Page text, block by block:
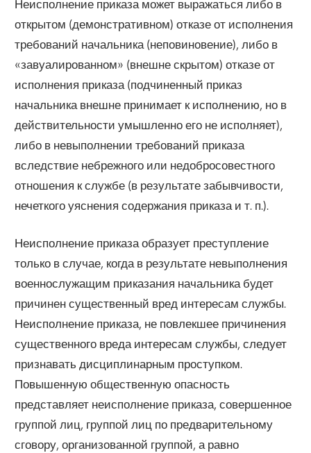
Неисполнение приказа может выражаться либо в
открытом (демонстративном) отказе от исполнения
требований начальника (неповиновение), либо в
«завуалированном» (внешне скрытом) отказе от
исполнения приказа (подчиненный приказ
начальника внешне принимает к исполнению, но в
действительности умышленно его не исполняет),
либо в невыполнении требований приказа
вследствие небрежного или недобросовестного
отношения к службе (в результате забывчивости,
нечеткого уяснения содержания приказа и т. п.).
Неисполнение приказа образует преступление
только в случае, когда в результате невыполнения
военнослужащим приказания начальника будет
причинен существенный вред интересам службы.
Неисполнение приказа, не повлекшее причинения
существенного вреда интересам службы, следует
признавать дисциплинарным проступком.
Повышенную общественную опасность
представляет неисполнение приказа, совершенное
группой лиц, группой лиц по предварительному
сговору, организованной группой, а равно